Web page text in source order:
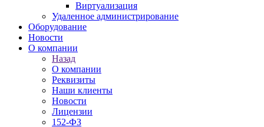
Виртуализация
Удаленное администрирование
Оборудование
Новости
О компании
Назад
О компании
Реквизиты
Наши клиенты
Новости
Лицензии
152-ФЗ